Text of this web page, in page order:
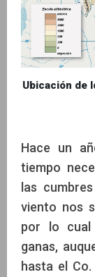
Ubicación de
Hace un
tiempo
las
viento nos
por lo cual
ganas,
hasta el